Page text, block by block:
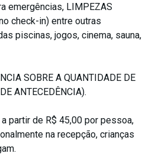
emergências, LIMPEZAS
check-in) entre outras
piscinas, jogos, cinema, sauna,
SOBRE A QUANTIDADE DE
ANTECEDÊNCIA).
partir de R$ 45,00 por pessoa,
na recepção, crianças